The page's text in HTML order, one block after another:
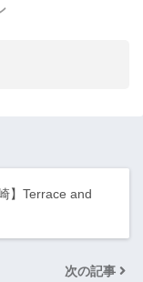
】Terrace and
次の記事